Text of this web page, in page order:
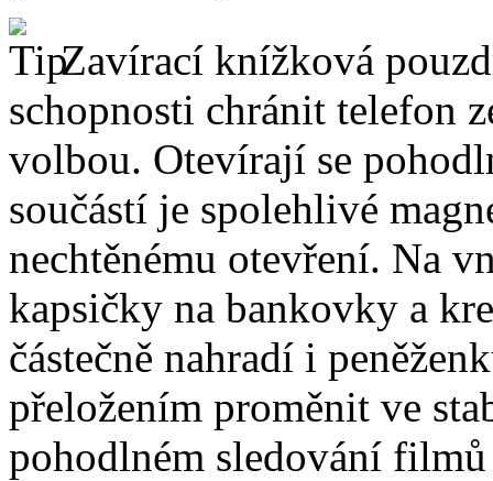
Zavírací knížková
schopnosti chránit telefon
volbou. Otevírají se
součástí je spolehlivé
nechtěnému otevření. Na
kapsičky na bankovky a
částečně nahradí i
přeložením proměnit ve
pohodlném sledování